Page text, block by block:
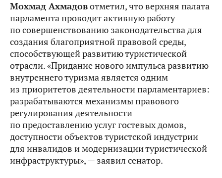
Мохмад Ахмадовотметил, что верхняя палата
парламента проводит активную работу
по совершенствованию законодательства для
создания благоприятной правовой среды,
способствующей развитию туристической
отрасли. «Придание нового импульса развитию
внутреннего туризма является одним
из приоритетов деятельности парламентариев:
разрабатываются механизмы правового
регулирования деятельности
по предоставлению услуг гостевых домов,
доступности объектов туристской индустрии
для инвалидов и модернизации туристической
инфраструктуры», — заявил сенатор.